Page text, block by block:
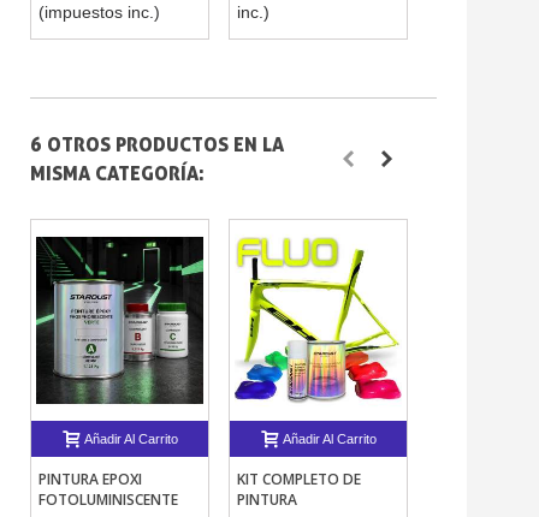
(impuestos inc.)
inc.)
6 OTROS PRODUCTOS EN LA
MISMA CATEGORÍA:
Añadir Al Carrito
PINTURA EPOXI
FOTOLUMINISCENTE
Añadir Al Carrito
KIT COMPLETO DE
PINTURA